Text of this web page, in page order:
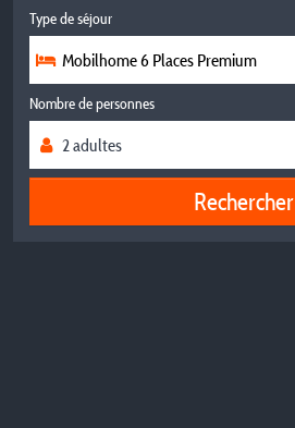
Type de séjour
Mobilhome 6 Places Premium
Nombre de personnes
Rechercher